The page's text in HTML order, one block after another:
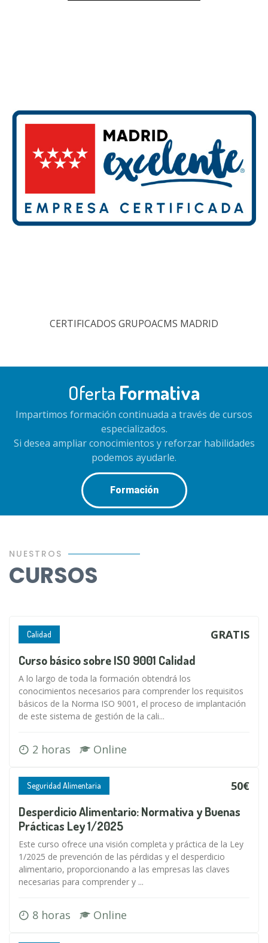
CERTIFICADOS GRUPOACMS MADRID
Oferta Formativa
Impartimos formación continuada a través de cursos
especializados.
Si desea ampliar conocimientos y reforzar habilidades
podemos ayudarle.
Formación
NUESTROS
CURSOS
Calidad GRATIS
Curso básico sobre ISO 9001 Calidad
A lo largo de toda la formación obtendrá los
conocimientos necesarios para comprender los requisitos
básicos de la Norma ISO 9001, el proceso de implantación
de este sistema de gestión de la cali...
2 horas Online
Seguridad Alimentaria 50€
Desperdicio Alimentario: Normativa y Buenas
Prácticas Ley 1/2025
Este curso ofrece una visión completa y práctica de la Ley
1/2025 de prevención de las pérdidas y el desperdicio
alimentario, proporcionando a las empresas las claves
necesarias para comprender y ...
8 horas Online